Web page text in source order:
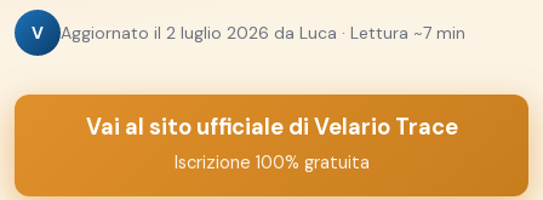
V Aggiornato il 2 luglio 2026 da Luca · Lettura ~7 min
Vai al sito ufficiale di Velario Trace
Iscrizione 100% gratuita